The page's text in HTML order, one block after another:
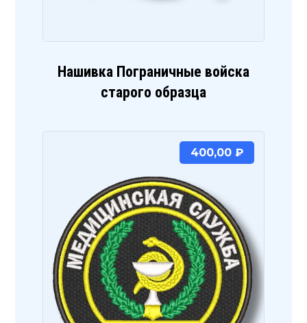
Нашивка Пограничные войска
старого образца
400,00 ₽